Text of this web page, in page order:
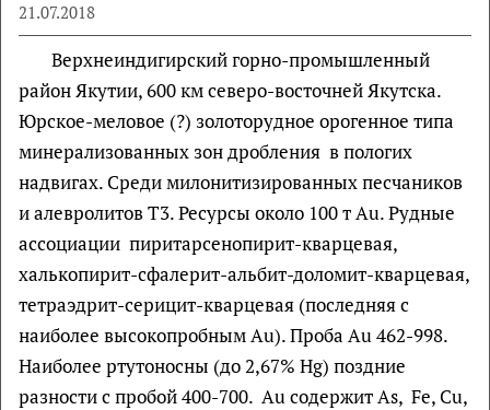
21.07.2018
Верхнеиндигирский горно-промышленный
район Якутии, 600 км северо-восточней Якутска.
Юрское-меловое (?) золоторудное орогенное типа
минерализованных зон дробления в пологих
надвигах. Среди милонитизированных песчаников
и алевролитов T3. Ресурсы около 100 т Au. Рудные
ассоциации пиритарсенопирит-кварцевая,
халькопирит-сфалерит-альбит-доломит-кварцевая,
тетраэдрит-серицит-кварцевая (последняя с
наиболее высокопробным Au). Проба Au 462-998.
Наиболее ртутоносны (до 2,67% Hg) поздние
разности с пробой 400-700. Au содержит As, Fe, Cu,